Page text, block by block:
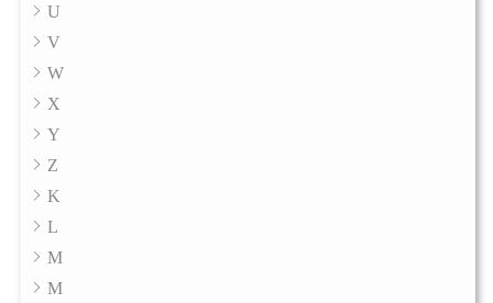
U
V
W
X
Y
Z
K
L
M
M